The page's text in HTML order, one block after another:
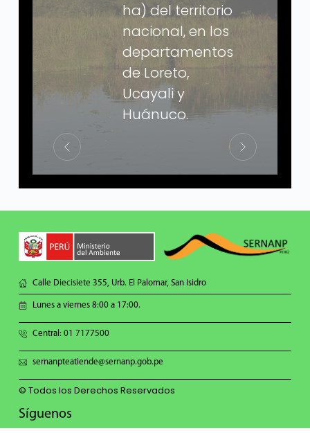
ha) del territorio
nacional, en los
departamentos
de Loreto,
Ucayali y
Huánuco.
Calle Diecisiete 355, Urb. El Palomar, San Isidro
Lunes a viernes 8:00 a 17:00.
Central: 01 7177500
sernanpteatiende@sernanp.gob.pe
© Todos los Derechos Reservados
Síguenos